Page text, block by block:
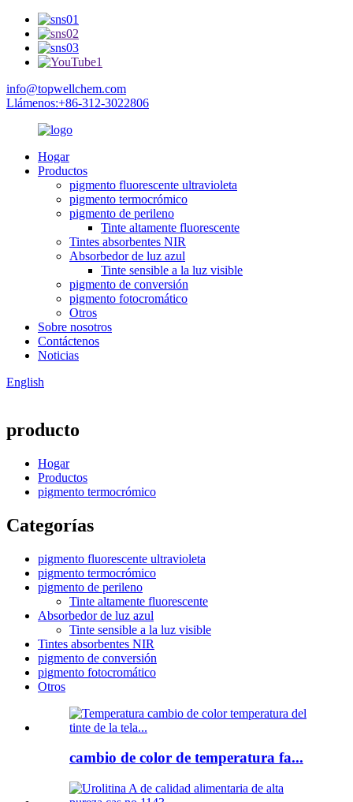
info@topwellchem.com
Llámenos:+86-312-3022806
Hogar
Productos
pigmento fluorescente ultravioleta
pigmento termocrómico
pigmento de perileno
Tinte altamente fluorescente
Tintes absorbentes NIR
Absorbedor de luz azul
Tinte sensible a la luz visible
pigmento de conversión
pigmento fotocromático
Otros
Sobre nosotros
Contáctenos
Noticias
English
producto
Hogar
Productos
pigmento termocrómico
Categorías
pigmento fluorescente ultravioleta
pigmento termocrómico
pigmento de perileno
Tinte altamente fluorescente
Absorbedor de luz azul
Tinte sensible a la luz visible
Tintes absorbentes NIR
pigmento de conversión
pigmento fotocromático
Otros
cambio de color de temperatura fa...